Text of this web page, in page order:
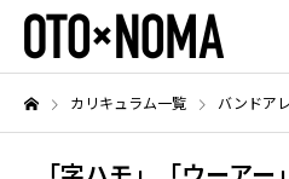
カリキュラム一覧 バンドア